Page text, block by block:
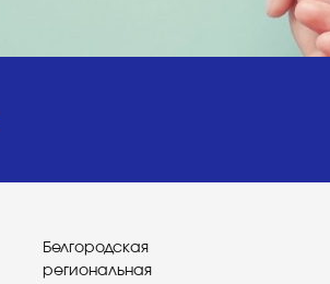
Белгородская
региональная